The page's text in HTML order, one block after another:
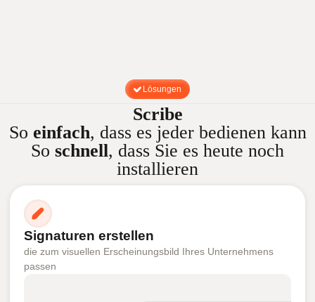
Lösungen
Scribe
So einfach, dass es jeder bedienen kann
So schnell, dass Sie es heute noch
installieren
Signaturen erstellen
die zum visuellen Erscheinungsbild Ihres Unternehmens
passen